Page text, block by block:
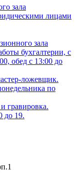
зала
лицами
зала
бухгалтерии, с
обед с 13:00 до
ложевщик.
по
гравировка.
до 19.